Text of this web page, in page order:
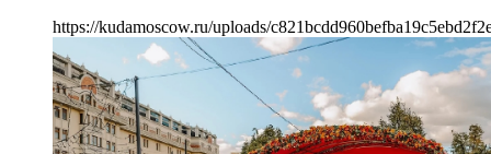
https://kudamoscow.ru/uploads/